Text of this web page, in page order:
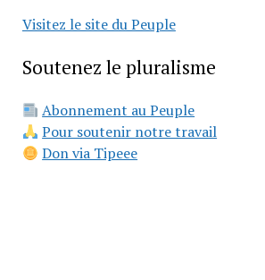
Visitez le site du Peuple
Soutenez le pluralisme
Abonnement au Peuple
Pour soutenir notre travail
Don via Tipeee